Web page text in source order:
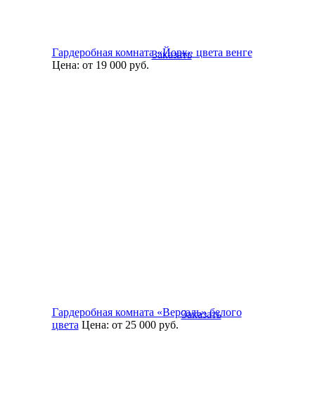
Гардеробная комната «Йорк» цвета венге
Цена: от 19 000руб.
Заказать
Гардеробная комната «Версаль» белого
цвета Цена: от 25 000руб.
Заказать